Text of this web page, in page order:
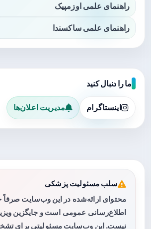
راهنمای علمی اوزمپیک
راهنمای علمی ساکسندا
ما را دنبال کنید
اینستاگرام مدیریت اعلان‌ها
سلب مسئولیت پزشکی
محتوای ارائه‌شده در این وب‌سایت
اطلاع‌رسانی عمومی است و جایگزین
نیست. این وب‌سایت مسئولیتی برای